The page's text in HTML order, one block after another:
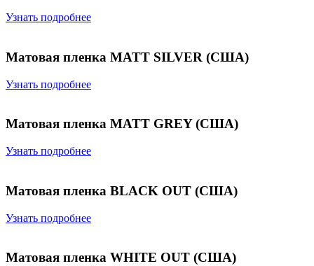
Узнать подробнее
Матовая пленка MATT SILVER (США)
Узнать подробнее
Матовая пленка MATT GREY (США)
Узнать подробнее
Матовая пленка BLACK OUT (США)
Узнать подробнее
Матовая пленка WHITE OUT (США)